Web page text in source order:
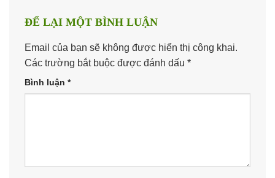
ĐỂ LẠI MỘT BÌNH LUẬN
Email của bạn sẽ không được hiển thị công khai.
Các trường bắt buộc được đánh dấu *
Bình luận *